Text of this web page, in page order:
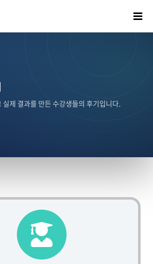
실제 결과를 만든 수강생들의 후기입니다.